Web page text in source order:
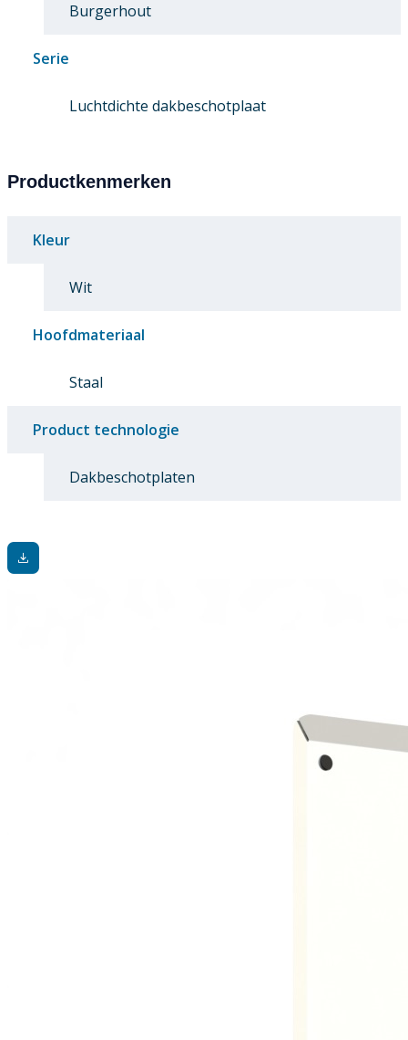
Burgerhout
Serie
Luchtdichte dakbeschotplaat
Productkenmerken
Kleur
Wit
Hoofdmateriaal
Staal
Product technologie
Dakbeschotplaten